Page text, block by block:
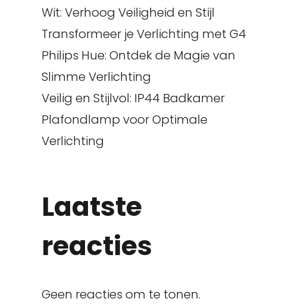
Wit: Verhoog Veiligheid en Stijl
Transformeer je Verlichting met G4
Philips Hue: Ontdek de Magie van
Slimme Verlichting
Veilig en Stijlvol: IP44 Badkamer
Plafondlamp voor Optimale
Verlichting
Laatste
reacties
Geen reacties om te tonen.